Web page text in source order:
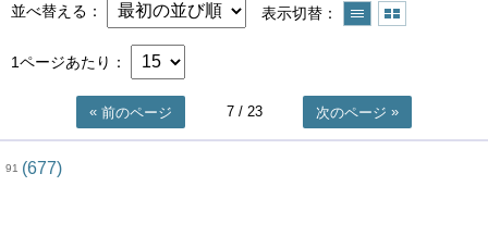
並べ替える 表示切替
1ページあたり
前のページ 7/ 23 次のページ
91 (677)